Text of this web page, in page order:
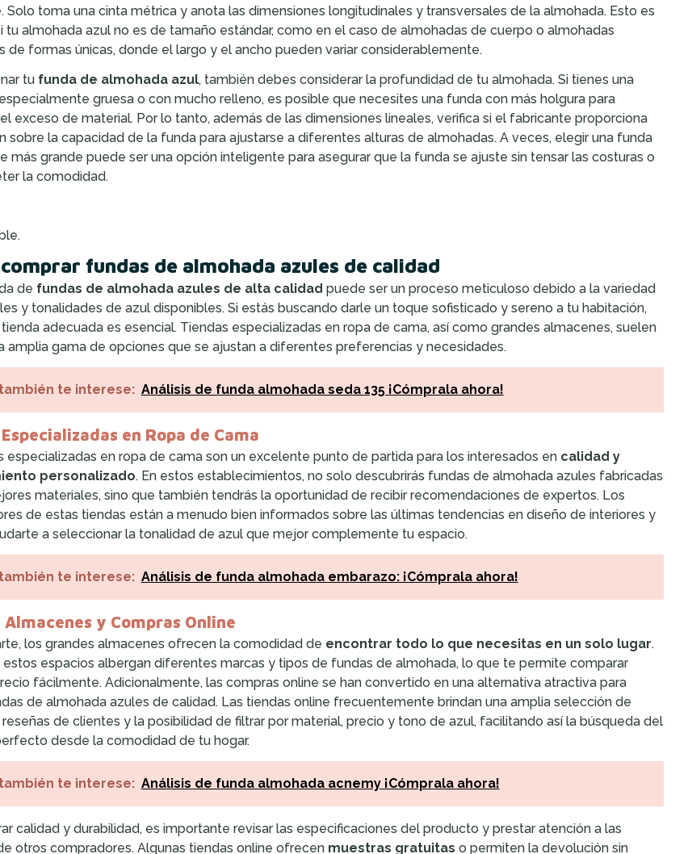
Solo toma una cinta métrica y anota las dimensiones longitudinales y transversales de la almohada. Esto es
tu almohada azul no es de tamaño estándar, como en el caso de almohadas de cuerpo o almohadas
de formas únicas, donde el largo y el ancho pueden variar considerablemente.
tu funda de almohada azul, también debes considerar la profundidad de tu almohada. Si tienes una
gruesa o con mucho relleno, es posible que necesites una funda con más holgura para
exceso de material. Por lo tanto, además de las dimensiones lineales, verifica si el fabricante proporciona
sobre la capacidad de la funda para ajustarse a diferentes alturas de almohadas. A veces, elegir una funda
más grande puede ser una opción inteligente para asegurar que la funda se ajuste sin tensar las costuras o
la comodidad.
fundas de almohada azules de calidad
de fundas de almohada azules de alta calidad puede ser un proceso meticuloso debido a la variedad
y tonalidades de azul disponibles. Si estás buscando darle un toque sofisticado y sereno a tu habitación,
adecuada es esencial. Tiendas especializadas en ropa de cama, así como grandes almacenes, suelen
amplia gama de opciones que se ajustan a diferentes preferencias y necesidades.
te interese: Análisis de funda almohada seda 135 ¡Cómprala ahora!
en Ropa de Cama
especializadas en ropa de cama son un excelente punto de partida para los interesados en calidad y
personalizado. En estos establecimientos, no solo descubrirás fundas de almohada azules fabricadas
materiales, sino que también tendrás la oportunidad de recibir recomendaciones de expertos. Los
de estas tiendas están a menudo bien informados sobre las últimas tendencias en diseño de interiores y
a seleccionar la tonalidad de azul que mejor complemente tu espacio.
te interese: Análisis de funda almohada embarazo: ¡Cómprala ahora!
Almacenes y Compras Online
los grandes almacenes ofrecen la comodidad de encontrar todo lo que necesitas en un solo lugar.
estos espacios albergan diferentes marcas y tipos de fundas de almohada, lo que te permite comparar
fácilmente. Adicionalmente, las compras online se han convertido en una alternativa atractiva para
de almohada azules de calidad. Las tiendas online frecuentemente brindan una amplia selección de
de clientes y la posibilidad de filtrar por material, precio y tono de azul, facilitando así la búsqueda del
desde la comodidad de tu hogar.
te interese: Análisis de funda almohada acnemy ¡Cómprala ahora!
calidad y durabilidad, es importante revisar las especificaciones del producto y prestar atención a las
otros compradores. Algunas tiendas online ofrecen muestras gratuitas o permiten la devolución sin